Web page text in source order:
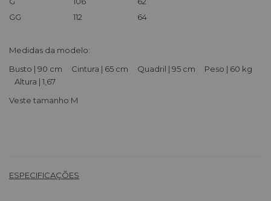
GG
112 64
Medidas da modelo:
Busto | 90 cm Cintura | 65 cm Quadril | 95 cm Peso | 60 kg
Altura | 1,67
Veste tamanho M
ESPECIFICAÇÕES